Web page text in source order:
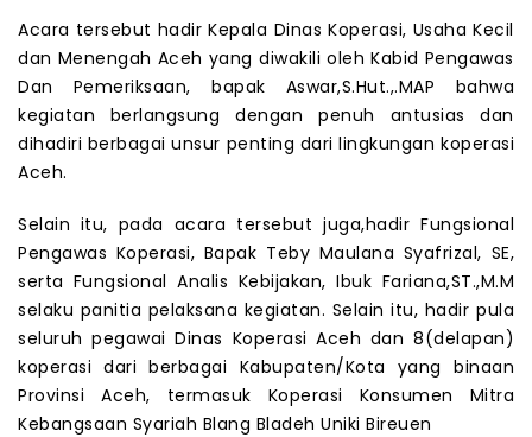
Acara tersebut hadir Kepala Dinas Koperasi, Usaha Kecil
dan Menengah Aceh yang diwakili oleh Kabid Pengawas
Dan Pemeriksaan, bapak Aswar,S.Hut.,.MAP bahwa
kegiatan berlangsung dengan penuh antusias dan
dihadiri berbagai unsur penting dari lingkungan koperasi
Aceh.
Selain itu, pada acara tersebut juga,hadir Fungsional
Pengawas Koperasi, Bapak Teby Maulana Syafrizal, SE,
serta Fungsional Analis Kebijakan, Ibuk Fariana,ST.,M.M
selaku panitia pelaksana kegiatan. Selain itu, hadir pula
seluruh pegawai Dinas Koperasi Aceh dan 8(delapan)
koperasi dari berbagai Kabupaten/Kota yang binaan
Provinsi Aceh, termasuk Koperasi Konsumen Mitra
Kebangsaan Syariah Blang Bladeh Uniki Bireuen